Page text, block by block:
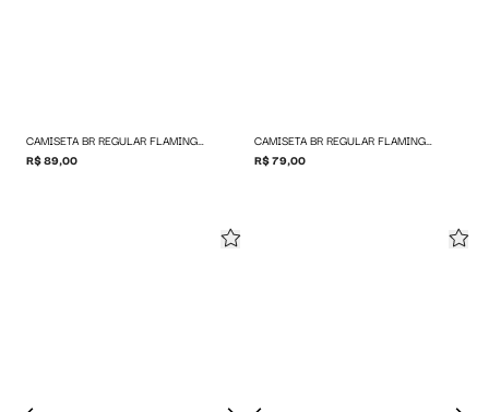
CAMISETA BR REGULAR FLAMING BAW
R$ 89,00
CAMISETA BR REGULAR FLAMING BAW
R$ 79,00